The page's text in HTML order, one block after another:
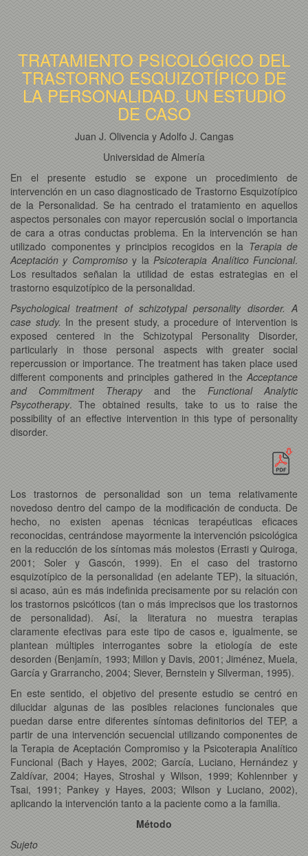
TRATAMIENTO PSICOLÓGICO DEL
TRASTORNO ESQUIZOTÍPICO DE
LA PERSONALIDAD. UN ESTUDIO
DE CASO
Juan J. Olivencia y Adolfo J. Cangas
Universidad de Almería
En el presente estudio se expone un procedimiento de
intervención en un caso diagnosticado de Trastorno Esquizotípico
de la Personalidad. Se ha centrado el tratamiento en aquellos
aspectos personales con mayor repercusión social o importancia
de cara a otras conductas problema. En la intervención se han
utilizado componentes y principios recogidos en la Terapia de
Aceptación y Compromisoy la Psicoterapia Analítico Funcional.
Los resultados señalan la utilidad de estas estrategias en el
trastorno esquizotípico de la personalidad.
Psychological treatment of schizotypal personality disorder. A
case study. In the present study, a procedure of intervention is
exposed centered in the Schizotypal Personality Disorder,
particularly in those personal aspects with greater social
repercussion or importance. The treatment has taken place used
different components and principles gathered in the Acceptance
and Commitment Therapyand the Functional Analytic
Psycotherapy. The obtained results, take to us to raise the
possibility of an effective intervention in this type of personality
disorder.
Los trastornos de personalidad son un tema relativamente
novedoso dentro del campo de la modificación de conducta. De
hecho, no existen apenas técnicas terapéuticas eficaces
reconocidas, centrándose mayormente la intervención psicológica
en la reducción de los síntomas más molestos (Errasti y Quiroga,
2001; Soler y Gascón, 1999). En el caso del trastorno
esquizotípico de la personalidad (en adelante TEP), la situación,
si acaso, aún es más indefinida precisamente por su relación con
los trastornos psicóticos (tan o más imprecisos que los trastornos
de personalidad). Así, la literatura no muestra terapias
claramente efectivas para este tipo de casos e, igualmente, se
plantean múltiples interrogantes sobre la etiología de este
desorden (Benjamín, 1993; Millon y Davis, 2001; Jiménez, Muela,
García y Grarrancho, 2004; Siever, Bernstein y Silverman, 1995).
En este sentido, el objetivo del presente estudio se centró en
dilucidar algunas de las posibles relaciones funcionales que
puedan darse entre diferentes síntomas definitorios del TEP, a
partir de una intervención secuencial utilizando componentes de
la Terapia de Aceptación Compromiso y la Psicoterapia Analítico
Funcional (Bach y Hayes, 2002; García, Luciano, Hernández y
Zaldívar, 2004; Hayes, Stroshal y Wilson, 1999; Kohlennber y
Tsai, 1991; Pankey y Hayes, 2003; Wilson y Luciano, 2002),
aplicando la intervención tanto a la paciente como a la familia.
Método
Sujeto